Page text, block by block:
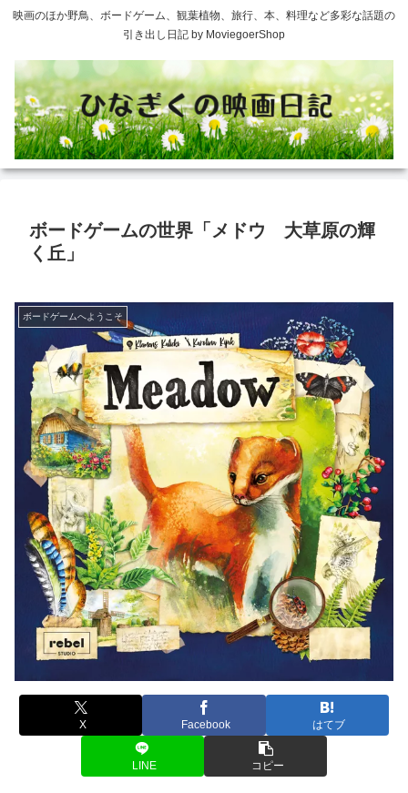
映画のほか野鳥、ボードゲーム、観葉植物、旅行、本、料理など多彩な話題の
引き出し日記 by MoviegoerShop
ボードゲームの世界「メドウ 大草原の輝
く丘」
ボードゲームへようこそ
X Facebook はてブ
LINE コピー